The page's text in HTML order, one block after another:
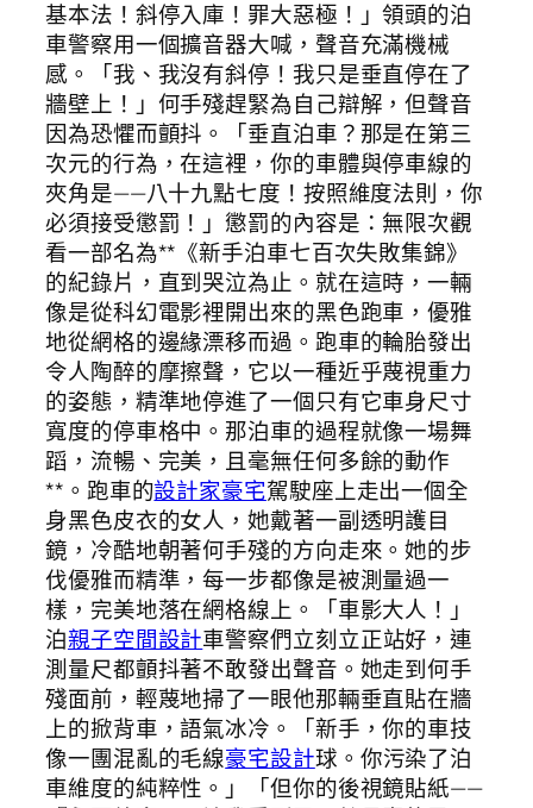
基本法！斜停入庫！罪大惡極！」領頭的泊
車警察用一個擴音器大喊，聲音充滿機械
感。「我、我沒有斜停！我只是垂直停在了
牆壁上！」何手殘趕緊為自己辯解，但聲音
因為恐懼而顫抖。「垂直泊車？那是在第三
次元的行為，在這裡，你的車體與停車線的
夾角是——八十九點七度！按照維度法則，你
必須接受懲罰！」懲罰的內容是：無限次觀
看一部名為**《新手泊車七百次失敗集錦》
的紀錄片，直到哭泣為止。就在這時，一輛
像是從科幻電影裡開出來的黑色跑車，優雅
地從網格的邊緣漂移而過。跑車的輪胎發出
令人陶醉的摩擦聲，它以一種近乎蔑視重力
的姿態，精準地停進了一個只有它車身尺寸
寬度的停車格中。那泊車的過程就像一場舞
蹈，流暢、完美，且毫無任何多餘的動作
**。跑車的設計家豪宅駕駛座上走出一個全
身黑色皮衣的女人，她戴著一副透明護目
鏡，冷酷地朝著何手殘的方向走來。她的步
伐優雅而精準，每一步都像是被測量過一
樣，完美地落在網格線上。「車影大人！」
泊親子空間設計車警察們立刻立正站好，連
測量尺都顫抖著不敢發出聲音。她走到何手
殘面前，輕蔑地掃了一眼他那輛垂直貼在牆
上的掀背車，語氣冰冷。「新手，你的車技
像一團混亂的毛線豪宅設計球。你污染了泊
車維度的純粹性。」「但你的後視鏡貼紙——